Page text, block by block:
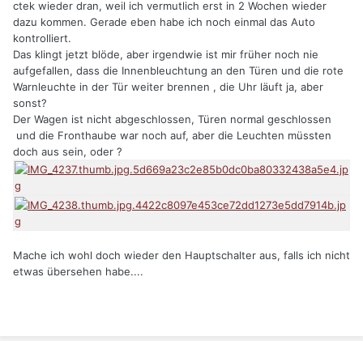
ctek wieder dran, weil ich vermutlich erst in 2 Wochen wieder
dazu kommen. Gerade eben habe ich noch einmal das Auto
kontrolliert.
Das klingt jetzt blöde, aber irgendwie ist mir früher noch nie
aufgefallen, dass die Innenbleuchtung an den Türen und die rote
Warnleuchte in der Tür weiter brennen , die Uhr läuft ja, aber
sonst?
Der Wagen ist nicht abgeschlossen, Türen normal geschlossen
und die Fronthaube war noch auf, aber die Leuchten müssten
doch aus sein, oder ?
Mache ich wohl doch wieder den Hauptschalter aus, falls ich nicht
etwas übersehen habe....